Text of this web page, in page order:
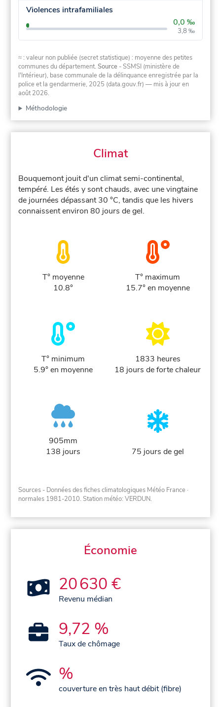
Violences intrafamiliales
0,0 ‰
3,8 ‰
≈ : valeur non publiée (secret statistique) : moyenne des petites
communes du département.Source - SSMSI (ministère de
l'Intérieur), base communale de la délinquance enregistrée par la
police et la gendarmerie, 2025 (data.gouv.fr) — mis à jour en
août 2026.
Méthodologie
Climat
Bouquemont jouit d'un climat semi-continental,
tempéré. Les étés y sont chauds, avec une vingtaine
de journées dépassant 30 °C, tandis que les hivers
connaissent environ 80 jours de gel.
T° moyenne
10.8°
T° maximum
15.7° en moyenne
T° minimum
5.9° en moyenne
1833 heures
18 jours de forte chaleur
905mm
138 jours
75 jours de gel
Sources - Données des fiches climatologiques Météo France ·
normales 1981-2010. Station météo: VERDUN.
Économie
20 630 €
Revenu médian
9,72 %
Taux de chômage
%
couverture en très haut débit (fibre)